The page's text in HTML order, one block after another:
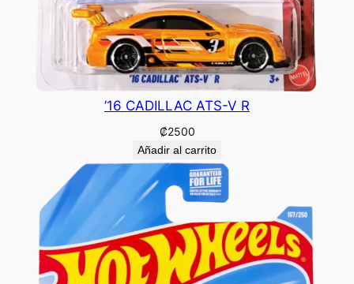
’16 CADILLAC ATS-V R
₡2500
Añadir al carrito